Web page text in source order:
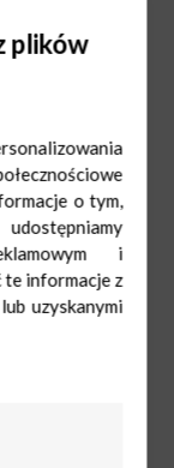
plików
o tym,
i
te informacje z
uzyskanymi